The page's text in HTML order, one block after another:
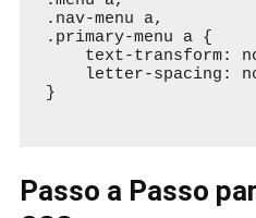
.nav-menu a,
.primary-menu a {
}
Passo a Passo